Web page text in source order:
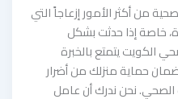
من أكثر الأمور إزعاجاً التي
خاصة إذا حدثت بشكل
الكويت يتمتع بالخبرة
حماية منزلك من أضرار
الصحي. نحن ندرك أن عامل